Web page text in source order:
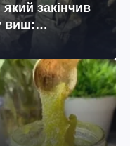
закінчив
виш: